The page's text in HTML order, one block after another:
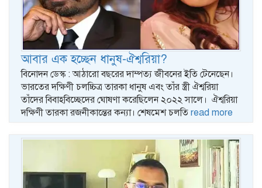
আবার এক হচ্ছেন ধানুষ-ঐশ্বরিয়া?
বিনোদন ডেস্ক : আঠারো বছরের দাম্পত্য জীবনের ইতি টেনেছেন।
ভারতের দক্ষিণী চলচ্চিত্র তারকা ধানুষ এবং তাঁর স্ত্রী ঐশ্বরিয়া
তাঁদের বিবাহবিচ্ছেদের ঘোষণা করেছিলেন ২০২২ সালে। ঐশ্বরিয়া
দক্ষিণী তারকা রজনীকান্তের কন্যা। শেষমেশ চলতি read more